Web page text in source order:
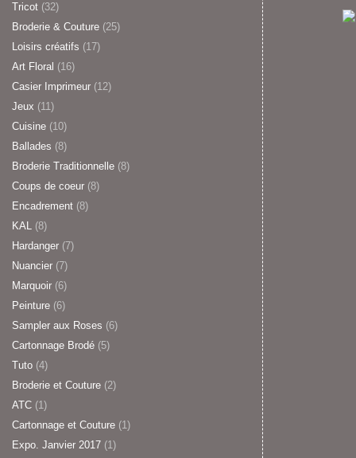
Tricot (32)
Broderie & Couture (25)
Loisirs créatifs (17)
Art Floral (16)
Casier Imprimeur (12)
Jeux (11)
Cuisine (10)
Ballades (8)
Broderie Traditionnelle (8)
Coups de coeur (8)
Encadrement (8)
KAL (8)
Hardanger (7)
Nuancier (7)
Marquoir (6)
Peinture (6)
Sampler aux Roses (6)
Cartonnage Brodé (5)
Tuto (4)
Broderie et Couture (2)
ATC (1)
Cartonnage et Couture (1)
Expo. Janvier 2017 (1)